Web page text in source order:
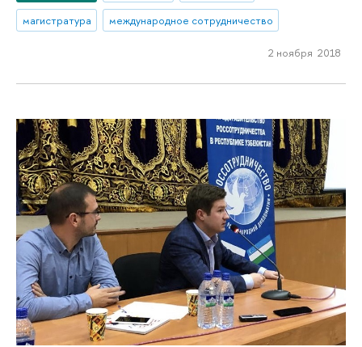
магистратура
международное сотрудничество
2 ноября 2018